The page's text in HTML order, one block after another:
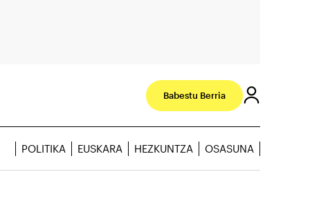
Babestu Berria
POLITIKA EUSKARA HEZKUNTZA OSASUNA